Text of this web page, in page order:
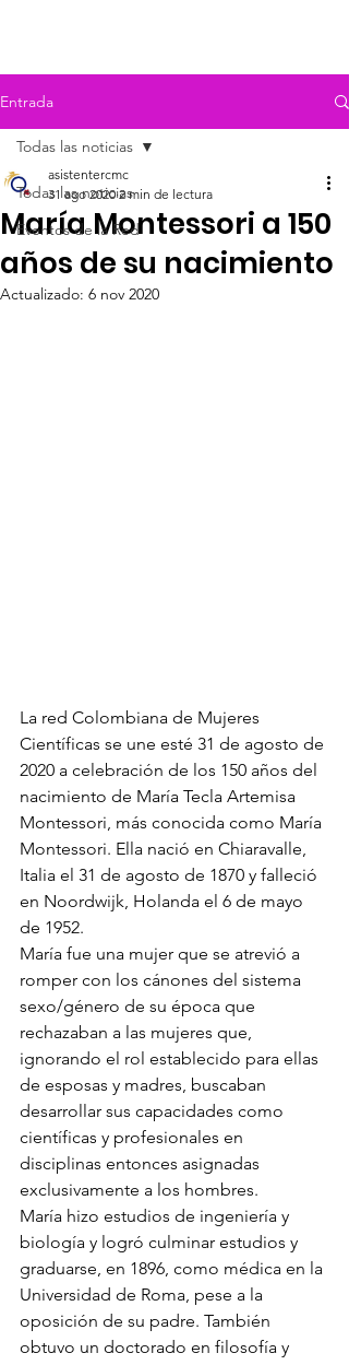
Entrada
Todas las noticias
Eventos de la Red
Todas las noticias
María Montessori a 150
años de su nacimiento
asistentercmc
31 ago 2020 2 min de lectura
Actualizado: 6 nov 2020
La red Colombiana de Mujeres
Científicas se une esté 31 de agosto de
2020 a celebración de los 150 años del
nacimiento de María Tecla Artemisa
Montessori, más conocida como María
Montessori. Ella nació en Chiaravalle,
Italia el 31 de agosto de 1870 y falleció
en Noordwijk, Holanda el 6 de mayo
de 1952.
María fue una mujer que se atrevió a
romper con los cánones del sistema
sexo/género de su época que
rechazaban a las mujeres que,
ignorando el rol establecido para ellas
de esposas y madres, buscaban
desarrollar sus capacidades como
científicas y profesionales en
disciplinas entonces asignadas
exclusivamente a los hombres.
María hizo estudios de ingeniería y
biología y logró culminar estudios y
graduarse, en 1896, como médica en la
Universidad de Roma, pese a la
oposición de su padre. También
obtuvo un doctorado en filosofía y